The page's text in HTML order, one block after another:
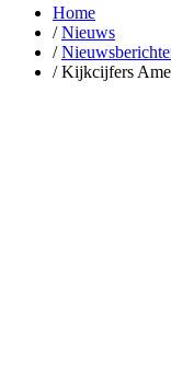
Home
/ Nieuws
/
/ Kijkcijfers